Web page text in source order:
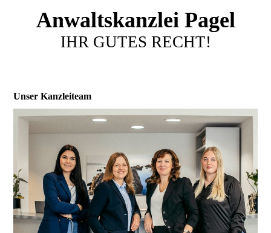
Anwaltskanzlei Pagel
IHR GUTES RECHT!
Unser Kanzleiteam